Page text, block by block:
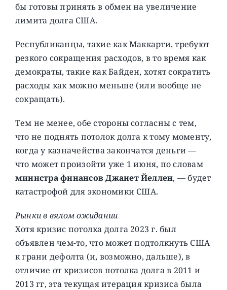
бы готовы принять в обмен на увеличение
лимита долга США.
Республиканцы, такие как Маккарти, требуют
резкого сокращения расходов, в то время как
демократы, такие как Байден, хотят сократить
расходы как можно меньше (или вообще не
сокращать).
Тем не менее, обе стороны согласны с тем,
что не поднять потолок долга к тому моменту,
когда у казначейства закончатся деньги —
что может произойти уже 1 июня, по словам
министра финансов Джанет Йеллен, — будет
катастрофой для экономики США.
Рынки в вялом ожидании
Хотя кризис потолка долга 2023 г. был
объявлен чем-то, что может подтолкнуть США
к грани дефолта (и, возможно, дальше), в
отличие от кризисов потолка долга в 2011 и
2013 гг, эта текущая итерация кризиса была